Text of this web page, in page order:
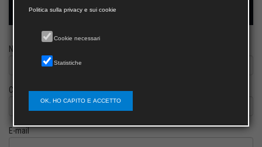
Modulo richiesta saggio docente
Nome
Cognome
E-mail
Politica sulla privacy e sui cookie
Cookie necessari
Statistiche
OK, HO CAPITO E ACCETTO